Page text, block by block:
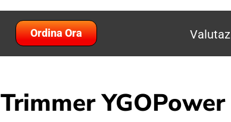
Ordina Ora
Trimmer YGOPower